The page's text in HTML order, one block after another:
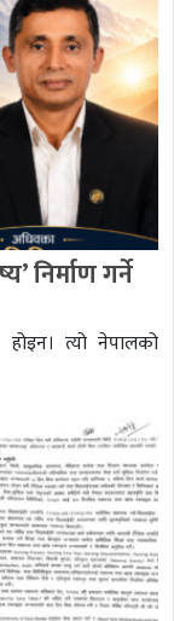
निर्माण गर्ने
त्यो नेपालको